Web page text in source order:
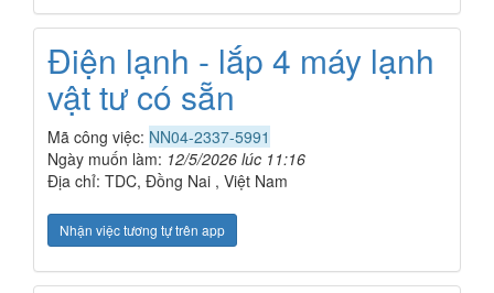
Điện lạnh - lắp 4 máy lạnh
vật tư có sẵn
Mã công việc: NN04-2337-5991
Ngày muốn làm: 12/5/2026 lúc 11:16
Địa chỉ: TDC, Đồng Nai , Việt Nam
Nhận việc tương tự trên app